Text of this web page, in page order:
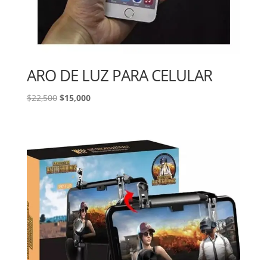
ARO DE LUZ PARA CELULAR
$22,500 El
$22,500.
$15,000El
$15,000.